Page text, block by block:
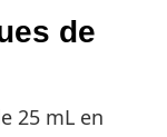
de
25 mL en